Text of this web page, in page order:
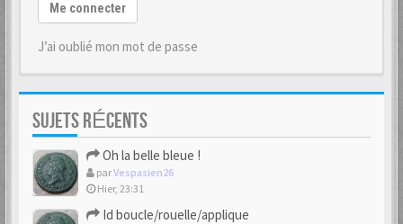
Me connecter
J’ai oublié mon mot de passe
SUJETS RÉCENTS
Oh la belle bleue !
parVespasien26
Hier, 23:31
Id boucle/rouelle/applique